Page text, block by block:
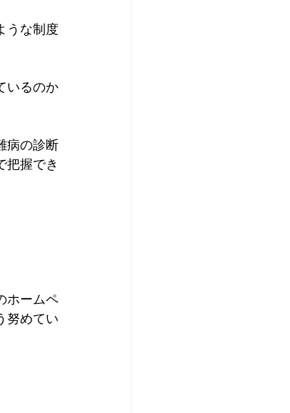
うな制度
いるのか
病の診断
把握でき
ホームペ
努めてい